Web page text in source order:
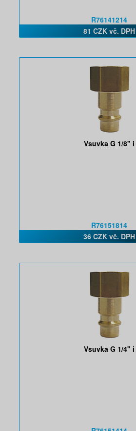
R76141214
81 CZK vč. DPH
Vsuvka G 1/8" i
R76151814
36 CZK vč. DPH
Vsuvka G 1/4" i